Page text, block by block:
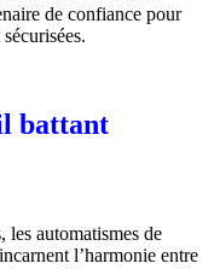
de confiance pour
battant
les automatismes de
l’harmonie entre